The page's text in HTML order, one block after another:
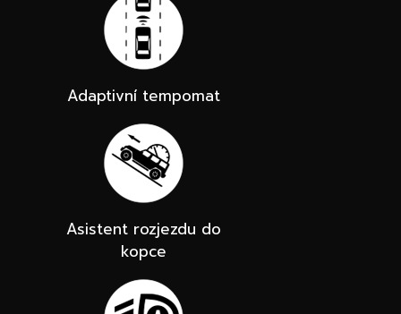
Adaptivní tempomat
Asistent rozjezdu do
kopce